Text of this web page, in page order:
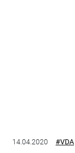
14.04.2020 #VDA